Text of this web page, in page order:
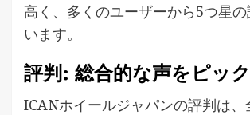
高く、多くのユーザーから5つ星
います。
評判: 総合的な声をピッ
ICANホイールジャパンの評判は、